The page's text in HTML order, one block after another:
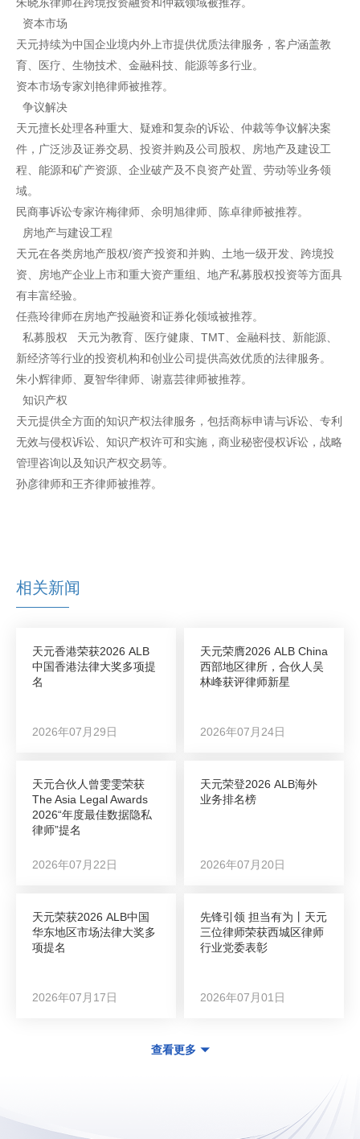
资本市场
天元持续为中国企业境内外上市提供优质法律服务，客户涵盖教
育、医疗、生物技术、金融科技、能源等多行业。
资本市场专家刘艳律师被推荐。
争议解决
天元擅长处理各种重大、疑难和复杂的诉讼、仲裁等争议解决案
件，广泛涉及证券交易、投资并购及公司股权、房地产及建设工
程、能源和矿产资源、企业破产及不良资产处置、劳动等业务领
域。
民商事诉讼专家许梅律师、余明旭律师、陈卓律师被推荐。
房地产与建设工程
天元在各类房地产股权/资产投资和并购、土地一级开发、跨境投
资、房地产企业上市和重大资产重组、地产私募股权投资等方面具
有丰富经验。
任燕玲律师在房地产投融资和证券化领域被推荐。
私募股权 天元为教育、医疗健康、TMT、金融科技、新能源、
新经济等行业的投资机构和创业公司提供高效优质的法律服务。
朱小辉律师、夏智华律师、谢嘉芸律师被推荐。
知识产权
天元提供全方面的知识产权法律服务，包括商标申请与诉讼、专利
无效与侵权诉讼、知识产权许可和实施，商业秘密侵权诉讼，战略
管理咨询以及知识产权交易等。
孙彦律师和王齐律师被推荐。
相关新闻
天元香港荣获2026 ALB
中国香港法律大奖多项提
名
2026年07月29日
天元荣膺2026 ALB China
西部地区律所，合伙人吴
林峰获评律师新星
2026年07月24日
天元合伙人曾雯雯荣获
The Asia Legal Awards
2026“年度最佳数据隐私
律师”提名
2026年07月22日
天元荣登2026 ALB海外
业务排名榜
2026年07月20日
天元荣获2026 ALB中国
华东地区市场法律大奖多
项提名
2026年07月17日
先锋引领 担当有为丨天元
三位律师荣获西城区律师
行业党委表彰
2026年07月01日
查看更多